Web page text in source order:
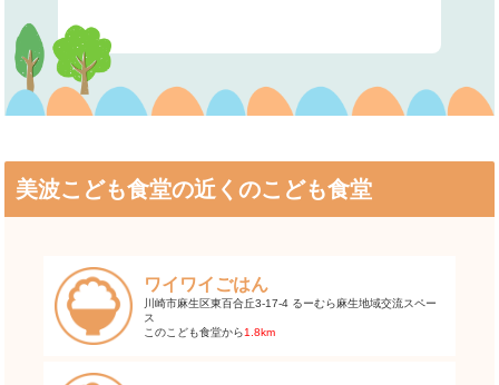
美波こども食堂の近くのこども食堂
ワイワイごはん
川崎市麻生区東百合丘3-17-4 るーむら麻生地域交流スペー
ス
このこども食堂から1.8km